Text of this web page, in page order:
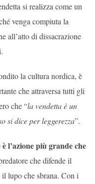
si realizza come un
venga compiuta la
all’atto di dissacrazione
la cultura nordica, è
che attraversa tutti gli
che “la vendetta è un
si dice per leggerezza”.
l’azione più grande che
che difende il
lupo che sbrana. Con i